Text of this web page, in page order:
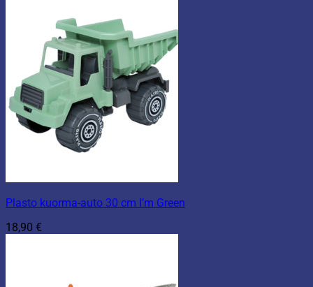
Plasto kuorma-auto 30 cm I’m Green
18,90 €